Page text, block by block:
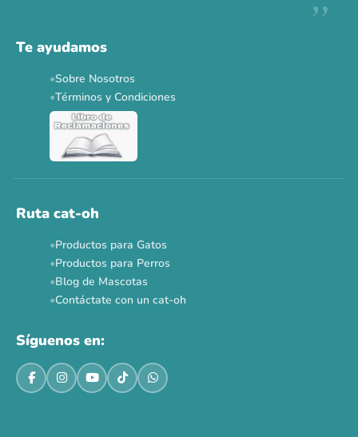
Te ayudamos
Sobre Nosotros
Términos y Condiciones
Ruta cat-oh
Productos para Gatos
Productos para Perros
Blog de Mascotas
Contáctate con un cat-oh
Síguenos en: